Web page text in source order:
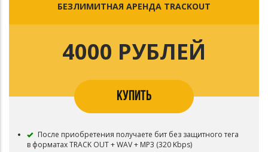
БЕЗЛИМИТНАЯ АРЕНДА TRACKOUT
4000 РУБЛЕЙ
КУПИТЬ
После приобретения получаете бит без защитного тега
в форматах TRACK OUT + WAV + MP3 (320 Kbps)